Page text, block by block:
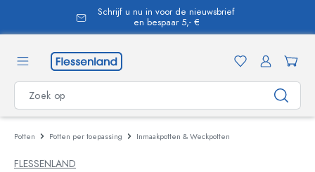
Schrijf u nu in voor de nieuwsbrief
en bespaar 5,- €
Potten Potten per toepassing Inmaakpotten & Weckpotten
FLESSENLAND